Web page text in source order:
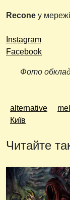
Recone у
Instagram
Facebook
Фото
alternative
Київ
Читайте